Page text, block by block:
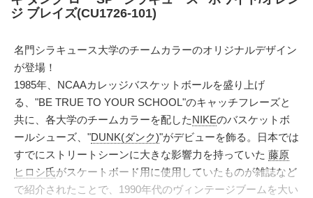
ジ ブレイズ(CU1726-101)
名門シラキュース大学のチームカラーのオリジナルデザイン
が登場！
1985年、NCAAカレッジバスケットボールを盛り上げ
る、"BE TRUE TO YOUR SCHOOL"のキャッチフレーズと
共に、各大学のチームカラーを配したNIKEのバスケットボ
ールシューズ、"DUNK(ダンク)"がデビューを飾る。日本では
すでにストリートシーンに大きな影響力を持っていた 藤原
ヒロシ氏がスケートボード用に使用していたものが雑誌など
で紹介されたことで、1990年代のヴィンテージブームを大い